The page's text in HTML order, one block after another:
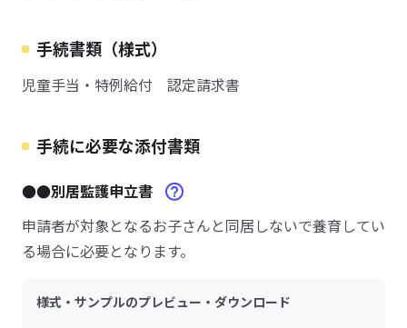
手続書類（様式）
児童手当・特例給付 認定請求書
手続に必要な添付書類
●●別居監護申立書
申請者が対象となるお子さんと同居しないで養育してい
る場合に必要となります。
様式・サンプルのプレビュー・ダウンロード